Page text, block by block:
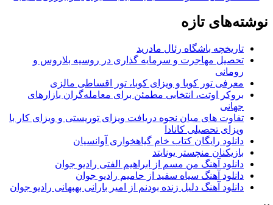
نوشته‌های تازه
تاریخچه باشگاه رئال مادرید
تحصیل مهاجرت و سرمایه گذاری در روسیه بلاروس و
رومانی
معرفی تور کوبا و ویزای کوبا، تور اقساطی مالزی
بروکر اوتت، انتخابی مطمئن برای معامله‌گران بازارهای
جهانی
تفاوت های میان نحوه دریافت ویزای توریستی و ویزای کار با
ویزای تحصیلی کانادا
دانلود رایگان کتاب خام گیاهخواری آوانسیان
بازیکنان منچستر یونایتد
دانلود آهنگ من مسم از ابراهیم الفتی رادیو جوان
دانلود آهنگ سیاه سفید از حامیم رادیو جوان
دانلود آهنگ دلیل زنده بودنم از امیر بارانی بهبهانی رادیو جوان